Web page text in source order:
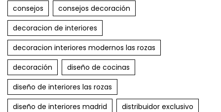
consejos
consejos decoración
decoracion de interiores
decoracion interiores modernos las rozas
decoración
diseño de cocinas
diseño de interiores las rozas
diseño de interiores madrid
distribuidor exclusivo